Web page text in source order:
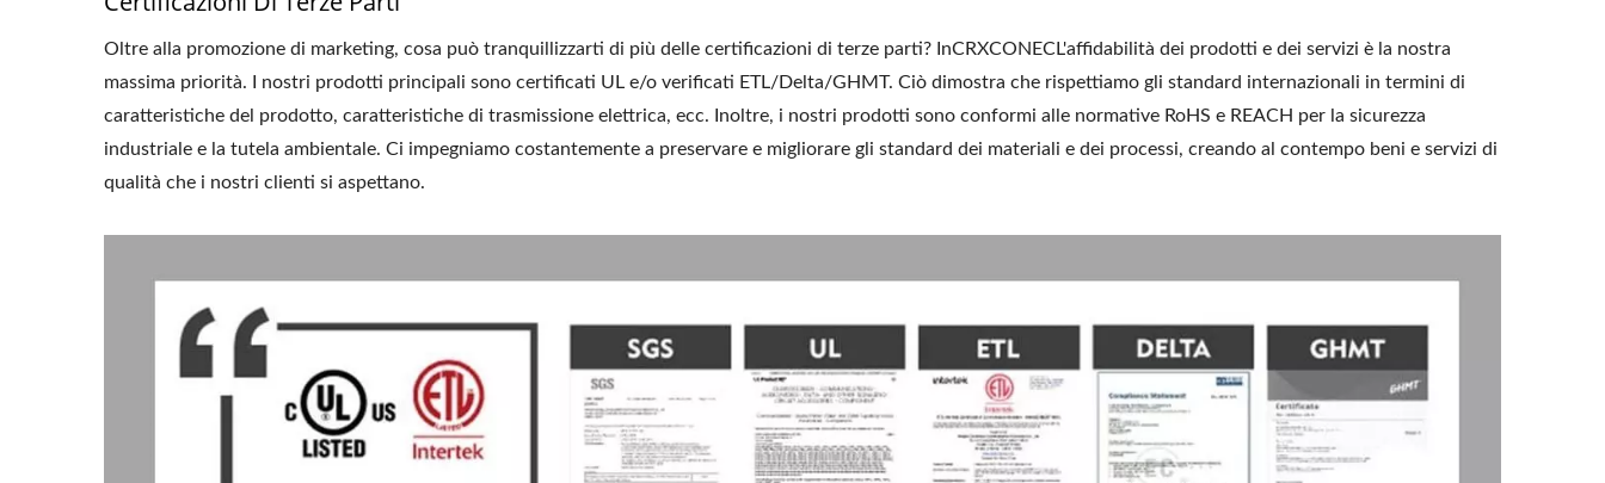
Oltre alla promozione di marketing, cosa può tranquillizzarti di più delle certificazioni di terze parti? InCRXCONECL'affidabilità dei prodotti e dei servizi è la nostra
massima priorità. I ​​nostri prodotti principali sono certificati UL e/o verificati ETL/Delta/GHMT. Ciò dimostra che rispettiamo gli standard internazionali in termini di
caratteristiche del prodotto, caratteristiche di trasmissione elettrica, ecc. Inoltre, i nostri prodotti sono conformi alle normative RoHS e REACH per la sicurezza
industriale e la tutela ambientale. Ci impegniamo costantemente a preservare e migliorare gli standard dei materiali e dei processi, creando al contempo beni e servizi di
qualità che i nostri clienti si aspettano.